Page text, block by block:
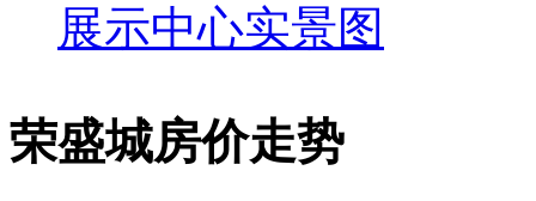
展示中心实景图
荣盛城房价走势